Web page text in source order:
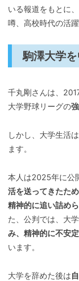
いる報道をもとに
噂、高校時代の活
駒澤大学
千丸剛さんは、
大学野球リーグの
しかし、大学生活
ます。
本人は2025年に公
活を送ってきたた
精神的に追い詰め
た、公判では、大
み、精神的に不安
います。
大学を辞めた後は